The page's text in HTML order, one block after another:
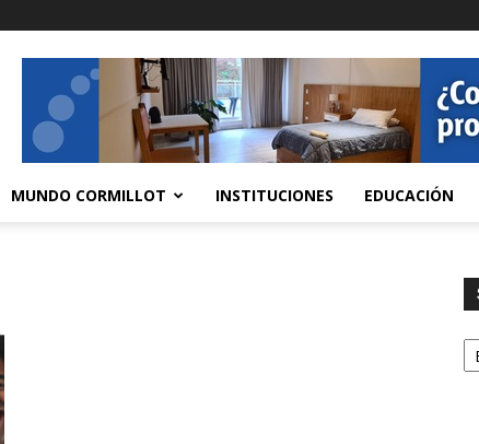
MUNDO CORMILLOT INSTITUCIONES EDUCACIÓN